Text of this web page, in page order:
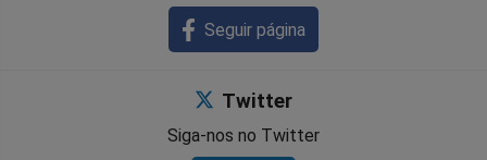
Seguir página
Twitter
Siga-nos no Twitter